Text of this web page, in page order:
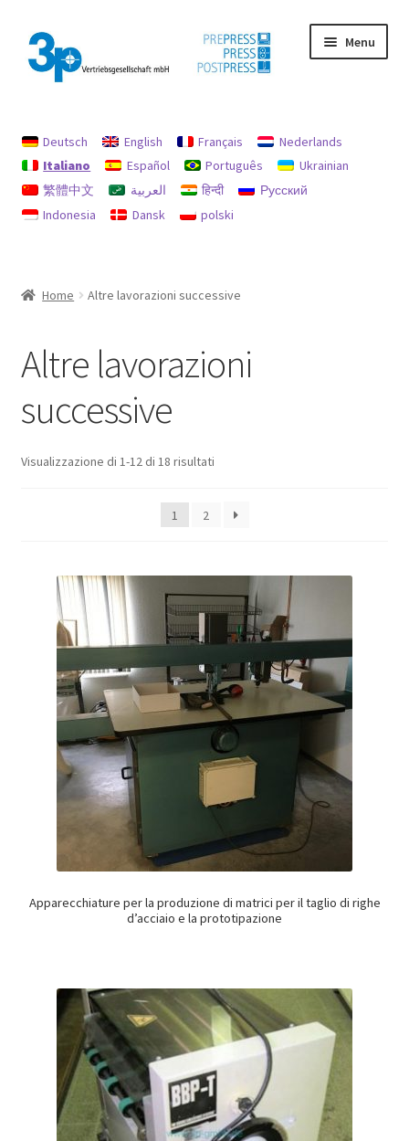
Vai
alla
navigazione
Vai
al
contenuto
Menu
Il mio conto
impronta
Ricerca
Deutsch English Français
Nederlands
Italiano
Español Português
Ukrainian
繁體中文
العربية हिन्दी
Русский
Indonesia
Dansk polski
Home Altre lavorazioni successive
Altre lavorazioni
successive
Visualizzazione di 1-12 di 18 risultati
1 2
Apparecchiature per la produzione di matrici per il taglio di righe
d’acciaio e la prototipazione